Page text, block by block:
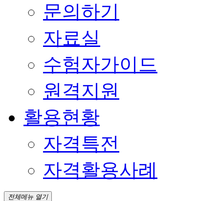
문의하기
자료실
수험자가이드
원격지원
활용현황
자격특전
자격활용사례
전체메뉴 열기